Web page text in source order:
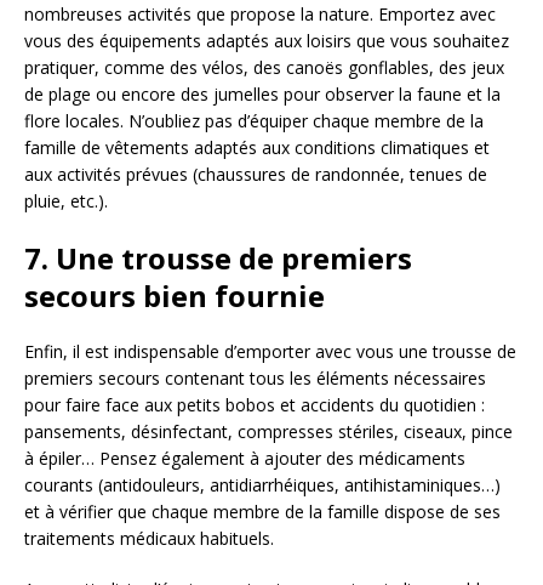
nombreuses activités que propose la nature. Emportez avec
vous des équipements adaptés aux loisirs que vous souhaitez
pratiquer, comme des vélos, des canoës gonflables, des jeux
de plage ou encore des jumelles pour observer la faune et la
flore locales. N’oubliez pas d’équiper chaque membre de la
famille de vêtements adaptés aux conditions climatiques et
aux activités prévues (chaussures de randonnée, tenues de
pluie, etc.).
7. Une trousse de premiers
secours bien fournie
Enfin, il est indispensable d’emporter avec vous une trousse de
premiers secours contenant tous les éléments nécessaires
pour faire face aux petits bobos et accidents du quotidien :
pansements, désinfectant, compresses stériles, ciseaux, pince
à épiler… Pensez également à ajouter des médicaments
courants (antidouleurs, antidiarrhéiques, antihistaminiques…)
et à vérifier que chaque membre de la famille dispose de ses
traitements médicaux habituels.